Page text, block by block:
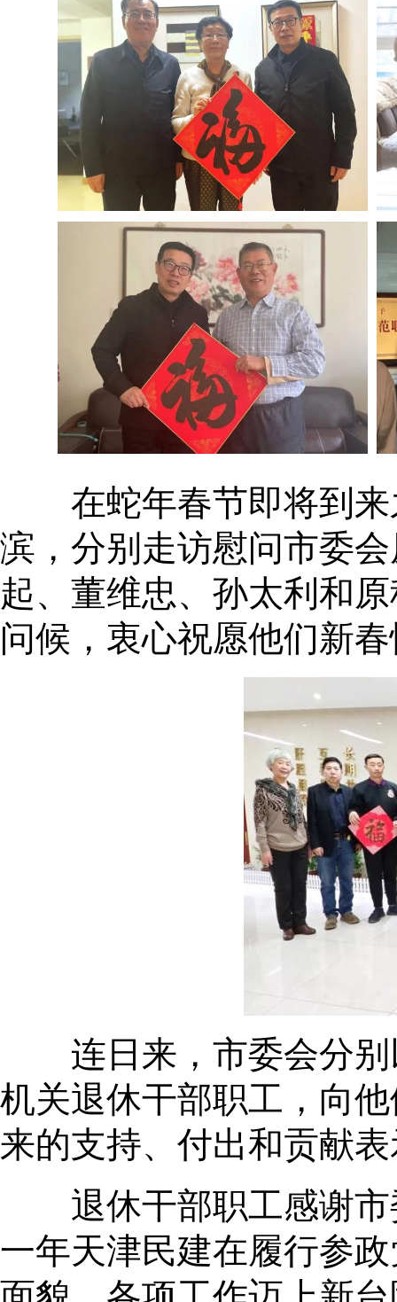
在蛇年春节即将到来
滨，分别走访慰问市委
起、董维忠、孙太利和
问候，衷心祝愿他们新
连日来，市委会分别
机关退休干部职工，向
来的支持、付出和贡献
退休干部职工感谢市
一年天津民建在履行参